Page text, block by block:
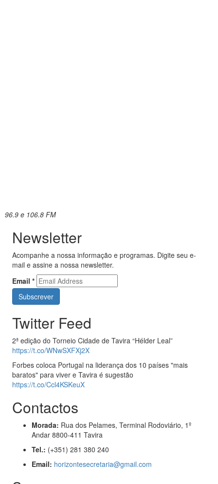
96.9 e 106.8 FM
Newsletter
Acompanhe a nossa informação e programas. Digite seu e-
mail e assine a nossa newsletter.
Email *
Twitter Feed
2ª edição do Torneio Cidade de Tavira “Hélder Leal”
https://t.co/WNwSXFXj2X
Forbes coloca Portugal na liderança dos 10 países "mais
baratos" para viver e Tavira é sugestão
https://t.co/Ccl4KSKeuX
Contactos
Morada: Rua dos Pelames, Terminal Rodoviário, 1º
Andar 8800-411 Tavira
Tel.: (+351) 281 380 240
Email: horizontesecretaria@gmail.com